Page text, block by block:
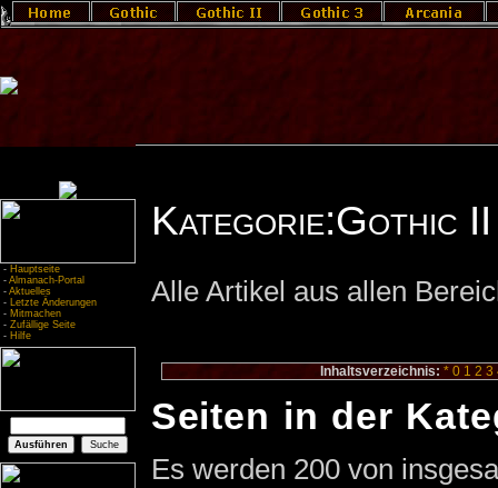
- Hauptseite
- Almanach-Portal
- Aktuelles
- Letzte Änderungen
- Mitmachen
- Zufällige Seite
- Hilfe
Kategorie:Gothic II
Alle Artikel aus allen
Inhaltsverzeichnis: * 0 1 2 3
Seiten in der
Es werden 200 von